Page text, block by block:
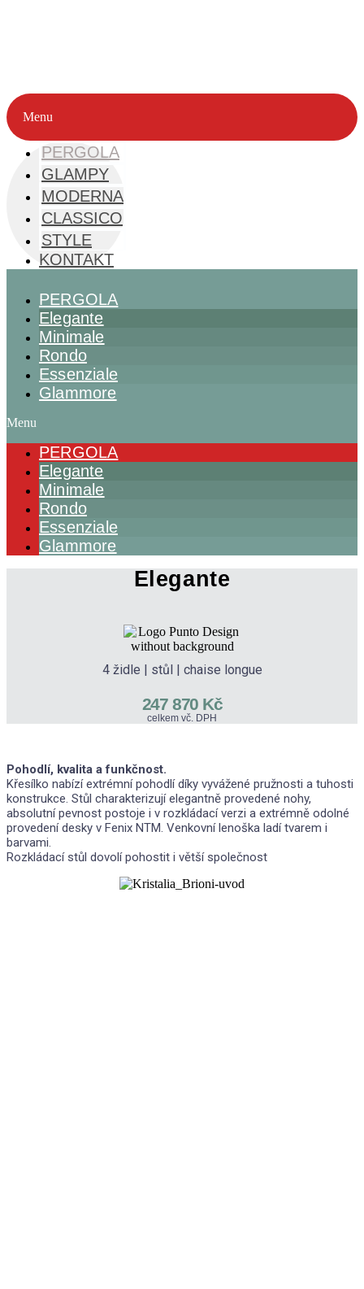
Menu
PERGOLA
GLAMPY
MODERNA
CLASSICO
STYLE
KONTAKT
PERGOLA
Elegante
Minimale
Rondo
Essenziale
Glammore
Menu
PERGOLA
Elegante
Minimale
Rondo
Essenziale
Glammore
Elegante
4 židle | stůl | chaise longue
247 870 Kč
celkem vč. DPH
Pohodlí, kvalita a funkčnost.
Křesílko nabízí extrémní pohodlí díky vyvážené pružnosti a tuhosti
konstrukce. Stůl charakterizují elegantně provedené nohy,
absolutní pevnost postoje i v rozkládací verzi a extrémně odolné
provedení desky v Fenix NTM. Venkovní lenoška ladí tvarem i
barvami.
Rozkládací stůl dovolí pohostit i větší společnost